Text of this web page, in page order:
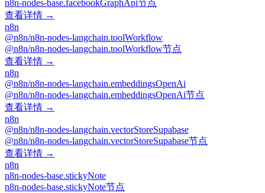
n8n-nodes-base.facebookGraphApi节点
查看详情 →
n8n
@n8n/n8n-nodes-langchain.toolWorkflow
@n8n/n8n-nodes-langchain.toolWorkflow节点
查看详情 →
n8n
@n8n/n8n-nodes-langchain.embeddingsOpenAi
@n8n/n8n-nodes-langchain.embeddingsOpenAi节点
查看详情 →
n8n
@n8n/n8n-nodes-langchain.vectorStoreSupabase
@n8n/n8n-nodes-langchain.vectorStoreSupabase节点
查看详情 →
n8n
n8n-nodes-base.stickyNote
n8n-nodes-base.stickyNote节点